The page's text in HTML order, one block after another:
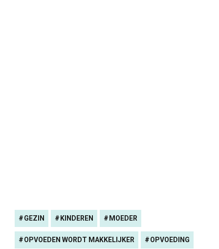
GEZIN KINDEREN MOEDER
OPVOEDEN WORDT MAKKELIJKER OPVOEDING